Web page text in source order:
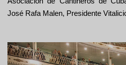
José Rafa Malen, Presidente